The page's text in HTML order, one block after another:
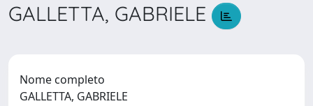
GALLETTA, GABRIELE
Nome completo
GALLETTA, GABRIELE